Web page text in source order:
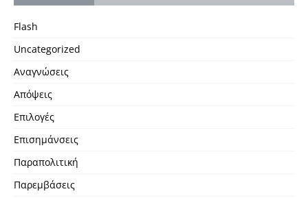
Flash
Uncategorized
Αναγνώσεις
Απόψεις
Επιλογές
Επισημάνσεις
Παραπολιτική
Παρεμβάσεις